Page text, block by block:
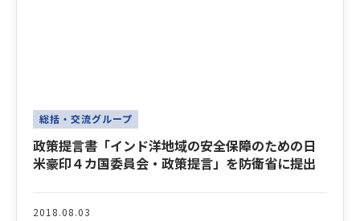
総括・交流グループ
政策提言書「インド洋地域の安全保障のための日
米豪印４カ国委員会・政策提言」を防衛省に提出
2018.08.03